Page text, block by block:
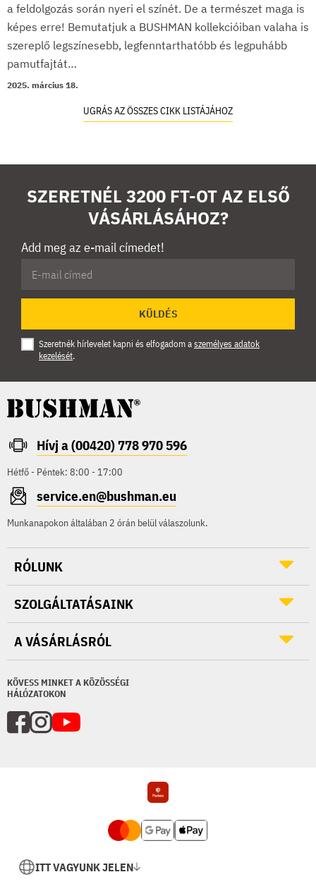
a feldolgozás során nyeri el színét. De a természet maga is
képes erre! Bemutatjuk a BUSHMAN kollekcióiban valaha is
szereplő legszínesebb, legfenntarthatóbb és legpuhább
pamutfajtát…
2025. március 18.
UGRÁS AZ ÖSSZES CIKK LISTÁJÁHOZ
SZERETNÉL 3200 FT-OT AZ ELSŐ
VÁSÁRLÁSÁHOZ?
Add meg az e-mail címedet!
KÜLDÉS
Szeretnék hírlevelet kapni és elfogadom aszemélyes adatok
kezelését.
Hívj a (00420) 778 970 596
Hétfő - Péntek: 8:00 - 17:00
service.en@bushman.eu
Munkanapokon általában 2 órán belül válaszolunk.
KÖVESS MINKET A KÖZÖSSÉGI
HÁLÓZATOKON
RÓLUNK
SZOLGÁLTATÁSAINK
A VÁSÁRLÁSRÓL
ITT VAGYUNK JELEN